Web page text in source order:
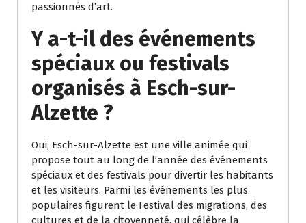
passionnés d’art.
Y a-t-il des événements
spéciaux ou festivals
organisés à Esch-sur-
Alzette ?
Oui, Esch-sur-Alzette est une ville animée qui
propose tout au long de l’année des événements
spéciaux et des festivals pour divertir les habitants
et les visiteurs. Parmi les événements les plus
populaires figurent le Festival des migrations, des
cultures et de la citoyenneté, qui célèbre la